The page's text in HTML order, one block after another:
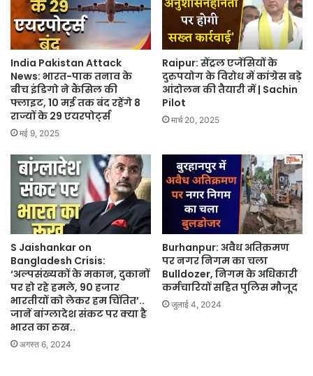
India Pakistan Attack
News: भारत-पाक तनाव के
बीच इंडिगो ने कैंसिल की
फ्लाइट, 10 मई तक बंद रहेंगे 8
राज्यों के 29 एयरपोर्ट्स
मई 9, 2025
Raipur: सेंट्रल एजेंसियों के
दुरुपयोग के विरोध में कांग्रेस बड़े
आंदोलन की तैयारी में | Sachin
Pilot
मार्च 20, 2025
S Jaishankar on
Bangladesh Crisis:
‘अल्पसंख्यकों के मकान, दुकानों
पर हो रहे हमले, 90 हजार
भारतीयों को लेकर हम चिंतित’..
जानें बांग्लादेश संकट पर क्या है
भारत का रुख..
अगस्त 6, 2024
Burhanpur: अवैध अतिक्रमण
पर नगर निगम का चला
Bulldozer, निगम के अधिकारी
कर्मचारियों सहित पुलिस मौजूद
जुलाई 4, 2024